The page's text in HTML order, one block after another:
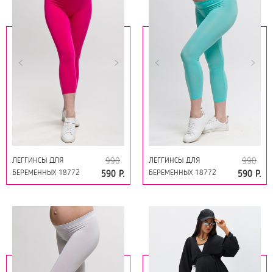
ЛЕГГИНСЫ ДЛЯ
БЕРЕМЕННЫХ 18772
МАЛИНОВЫЙ
990
590 Р.
ЛЕГГИНСЫ ДЛЯ
БЕРЕМЕННЫХ 18772
БИРЮЗОВЫЙ
990
590 Р.